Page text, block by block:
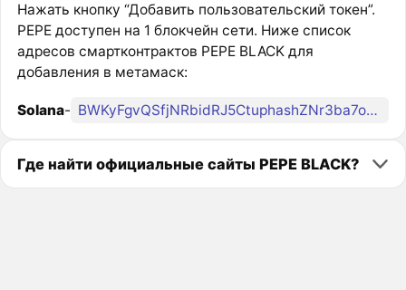
Нажать кнопку “Добавить пользовательский токен”.
PEPE доступен на 1 блокчейн сети. Ниже список
адресов смартконтрактов PEPE BLACK для
добавления в метамаск:
Solana- BWKyFgvQSfjNRbidRJ5CtuphashZNr3ba7oe9cjZpump
Где найти официальные сайты PEPE BLACK?